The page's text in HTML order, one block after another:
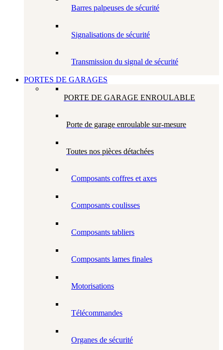
Barres palpeuses de sécurité
Signalisations de sécurité
Transmission du signal de sécurité
PORTES DE GARAGES
PORTE DE GARAGE ENROULABLE
Porte de garage enroulable sur-mesure
Toutes nos pièces détachées
Composants coffres et axes
Composants coulisses
Composants tabliers
Composants lames finales
Motorisations
Télécommandes
Organes de sécurité